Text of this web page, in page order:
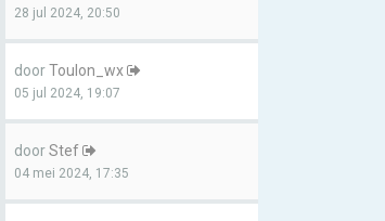
28 jul 2024, 20:50
doorToulon_wx
05 jul 2024, 19:07
doorStef
04 mei 2024, 17:35